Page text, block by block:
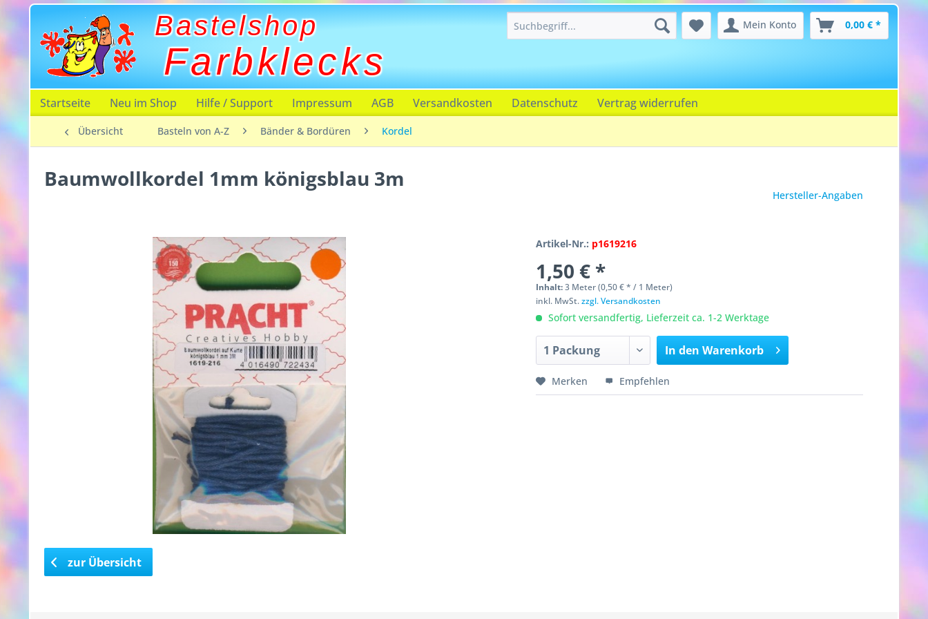
Bastelshop
Farbklecks
Mein Konto 0,00 € *
Startseite Neu im Shop Hilfe / Support Impressum AGB Versandkosten Datenschutz Vertrag widerrufen
Übersicht Basteln von A-Z Bänder & Bordüren Kordel
Baumwollkordel 1mm königsblau 3m
Hersteller-Angaben
Artikel-Nr.: p1619216
1,50 € *
Inhalt:3 Meter (0,50 € * / 1 Meter)
inkl. MwSt.zzgl. Versandkosten
Sofort versandfertig, Lieferzeit ca. 1-2 Werktage
In den Warenkorb
Merken Empfehlen
zur Übersicht